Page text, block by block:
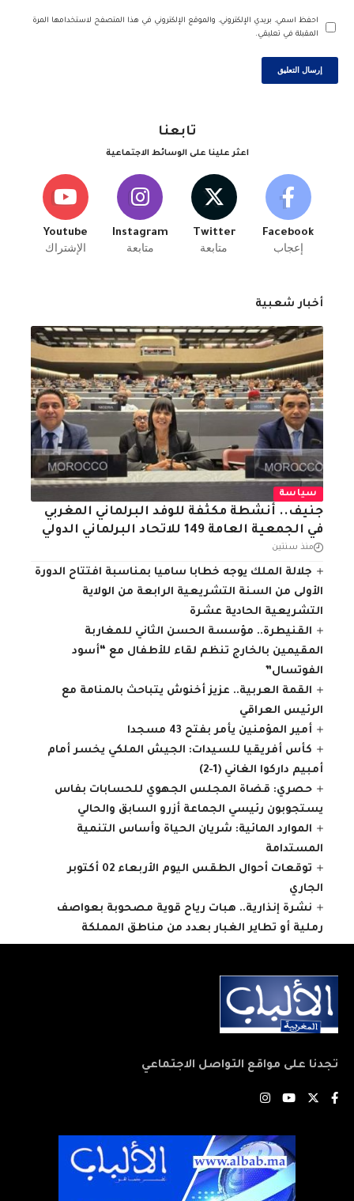
احفظ اسمي، بريدي الإلكتروني، والموقع الإلكتروني في هذا المتصفح لاستخدامها المرة
المقبلة في تعليقي.
تابعنا
اعثر علينا على الوسائط الاجتماعية
Facebook
إعجاب
Twitter
متابعة
Instagram
متابعة
Youtube
الإشتراك
أخبار شعبية
سياسة
جنيف.. أنشطة مكثفة للوفد البرلماني المغربي
في الجمعية العامة 149 للاتحاد البرلماني الدولي
منذ سنتين
جلالة الملك يوجه خطابا ساميا بمناسبة افتتاح الدورة
الأولى من السنة التشريعية الرابعة من الولاية
التشريعية الحادية عشرة
القنيطرة.. مؤسسة الحسن الثاني للمغاربة
المقيمين بالخارج تنظم لقاء للأطفال مع “أسود
الفوتسال”
القمة العربية.. عزيز أخنوش يتباحث بالمنامة مع
الرئيس العراقي
أمير المؤمنين يأمر بفتح 43 مسجدا
كأس أفريقيا للسيدات: الجيش الملكي يخسر أمام
أمبيم داركوا الغاني (1-2)
حصري: قضاة المجلس الجهوي للحسابات بفاس
يستجوبون رئيسي الجماعة أزرو السابق والحالي
الموارد المائية: شريان الحياة وأساس التنمية
المستدامة
توقعات أحوال الطقس اليوم الأربعاء 02 أكتوبر
الجاري
نشرة إنذارية.. هبات رياح قوية مصحوبة بعواصف
رملية أو تطاير الغبار بعدد من مناطق المملكة
تجدنا على مواقع التواصل الاجتماعي